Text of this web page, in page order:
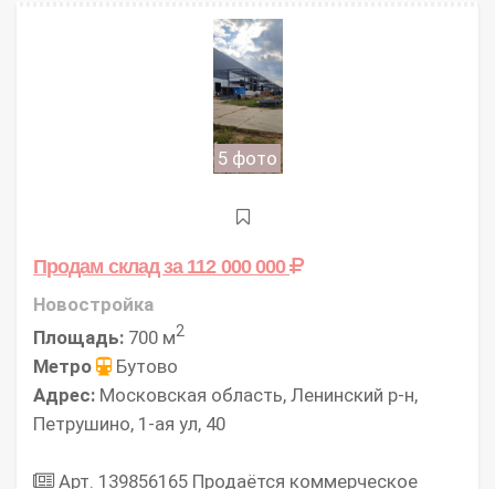
5 фото
Продам складза 112 000 000
Новостройка
Площадь: 700 м2
Метро
Бутово
Адрес: Московская область, Ленинский р-н,
Петрушино, 1-ая ул, 40
Арт. 139856165 Продаётся коммерческое